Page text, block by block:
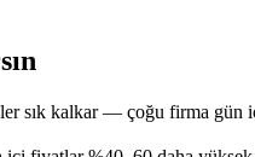
sık kalkar — çoğu firma gün